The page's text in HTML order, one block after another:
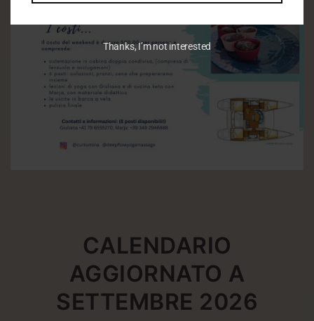
CALENDARIO
AGGIORNATO A
SETTEMBRE 2026
Thanks, I’m not interested